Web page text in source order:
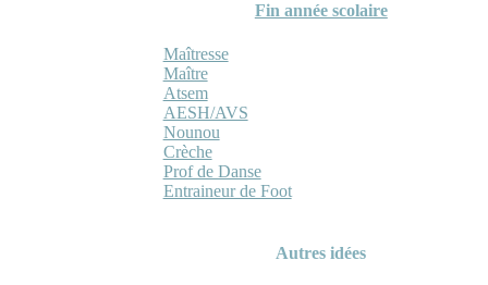
Fin année scolaire
Maîtresse
Maître
Atsem
AESH/AVS
Nounou
Crèche
Prof de Danse
Entraineur de Foot
Autres idées